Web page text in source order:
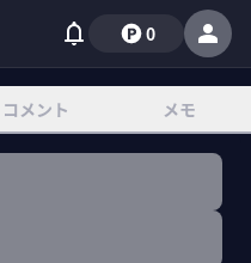
0
コメント メモ